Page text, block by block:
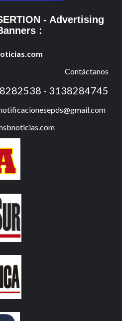
- Advertising
:
Contáctanos
- 3138284745